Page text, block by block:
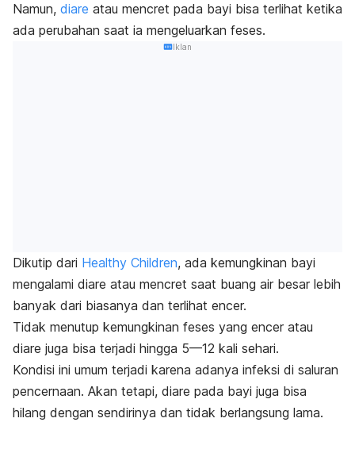
Namun, diare atau mencret pada bayi bisa terlihat ketika
ada perubahan saat ia mengeluarkan feses.
Iklan
Dikutip dari Healthy Children, ada kemungkinan bayi
mengalami diare atau mencret saat buang air besar lebih
banyak dari biasanya dan terlihat encer.
Tidak menutup kemungkinan feses yang encer atau
diare juga bisa terjadi hingga 5—12 kali sehari.
Kondisi ini umum terjadi karena adanya infeksi di saluran
pencernaan. Akan tetapi, diare pada bayi juga bisa
hilang dengan sendirinya dan tidak berlangsung lama.